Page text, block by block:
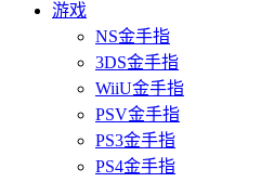
游戏
NS金手指
3DS金手指
WiiU金手指
PSV金手指
PS3金手指
PS4金手指